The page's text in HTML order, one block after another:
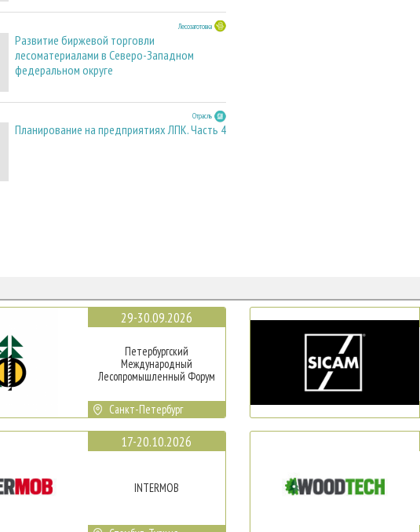
Лесозаготовка
Развитие биржевой торговли
лесоматериалами в Северо-Западном
федеральном округе
Отрасль
Планирование на предприятиях ЛПК. Часть 4
29-30.09.2026
Петербургский
Международный
Лесопромышленный Форум
Санкт-Петербург
17-20.10.2026
INTERMOB